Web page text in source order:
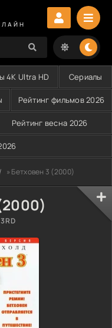
4K Ultra HD Сериалы
Рейтинг фильмов 2026
Рейтинг весна 2026
» Бетховен 3 (2000)